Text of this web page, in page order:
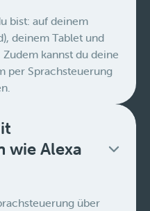
bist: auf deinem
deinem Tablet und
kannst du deine
per Sprachsteuerung
wie Alexa
über